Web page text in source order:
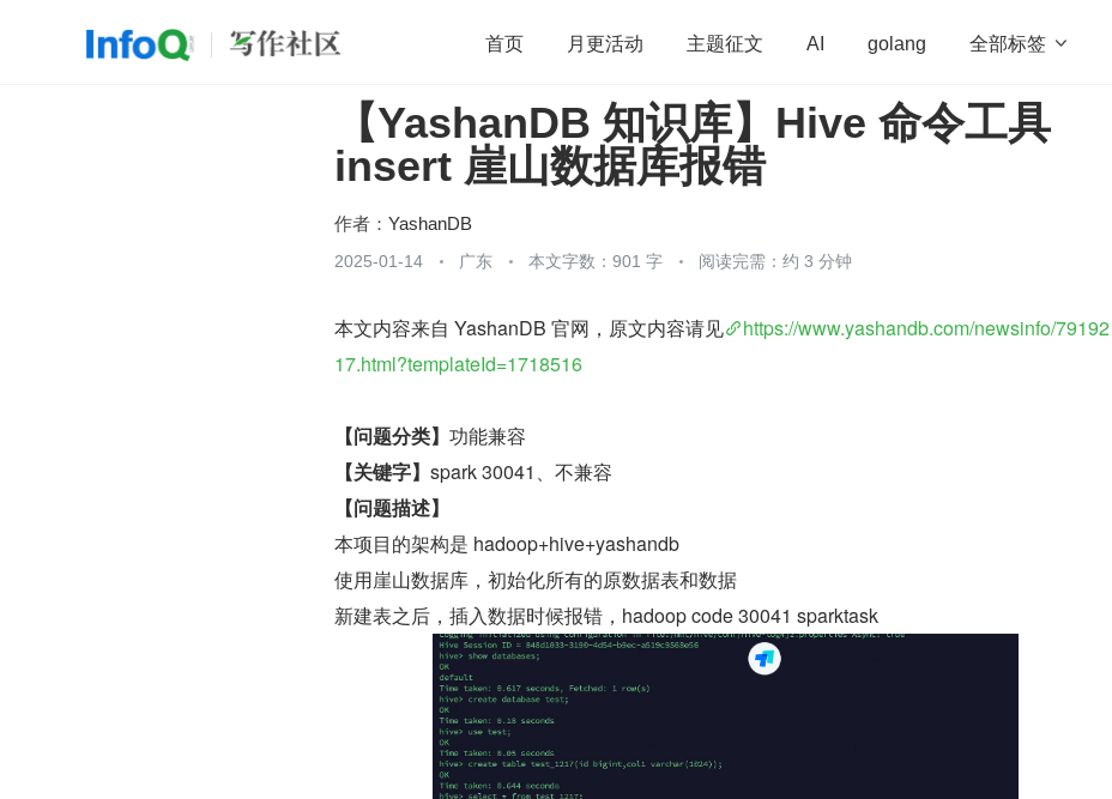
首页 月更活动 主题征文 AI golang 全部标签 
架构 OpenHarmony 算法 学习方法 Web3.0
团队管理 程序员 运维 深度思考
【YashanDB 知识库】Hive 命令工具
insert 崖山数据库报错
作者： YashanDB
2025-01-14 广东 本文字数：901 字 阅读完需：约 3 分钟
本文内容来自 YashanDB 官网，原文内容请见
https://www.yashandb.com/newsinfo/79192
17.html?templateId=1718516
【问题分类】 功能兼容
【关键字】 spark 30041、不兼容
【问题描述】
本项目的架构是 hadoop+hive+yashandb
使用崖山数据库，初始化所有的原数据表和数据
新建表之后，插入数据时候报错，hadoop code 30041 sparktask